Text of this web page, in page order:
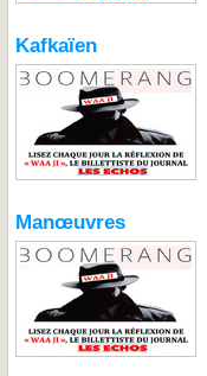
Kafkaïen
Manœuvres